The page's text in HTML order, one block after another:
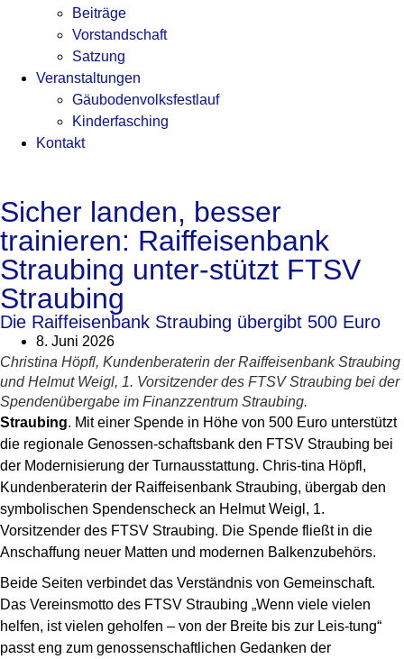
Beiträge
Vorstandschaft
Satzung
Veranstaltungen
Gäubodenvolksfestlauf
Kinderfasching
Kontakt
Sicher landen, besser
trainieren: Raiffeisenbank
Straubing unter-stützt FTSV
Straubing
Die Raiffeisenbank Straubing übergibt 500 Euro
8. Juni 2026
Christina Höpfl, Kundenberaterin der Raiffeisenbank Straubing
und Helmut Weigl, 1. Vorsitzender des FTSV Straubing bei der
Spendenübergabe im Finanzzentrum Straubing.
Straubing. Mit einer Spende in Höhe von 500 Euro unterstützt
die regionale Genossen-schaftsbank den FTSV Straubing bei
der Modernisierung der Turnausstattung. Chris-tina Höpfl,
Kundenberaterin der Raiffeisenbank Straubing, übergab den
symbolischen Spendenscheck an Helmut Weigl, 1.
Vorsitzender des FTSV Straubing. Die Spende fließt in die
Anschaffung neuer Matten und modernen Balkenzubehörs.
Beide Seiten verbindet das Verständnis von Gemeinschaft.
Das Vereinsmotto des FTSV Straubing „Wenn viele vielen
helfen, ist vielen geholfen – von der Breite bis zur Leis-tung“
passt eng zum genossenschaftlichen Gedanken der